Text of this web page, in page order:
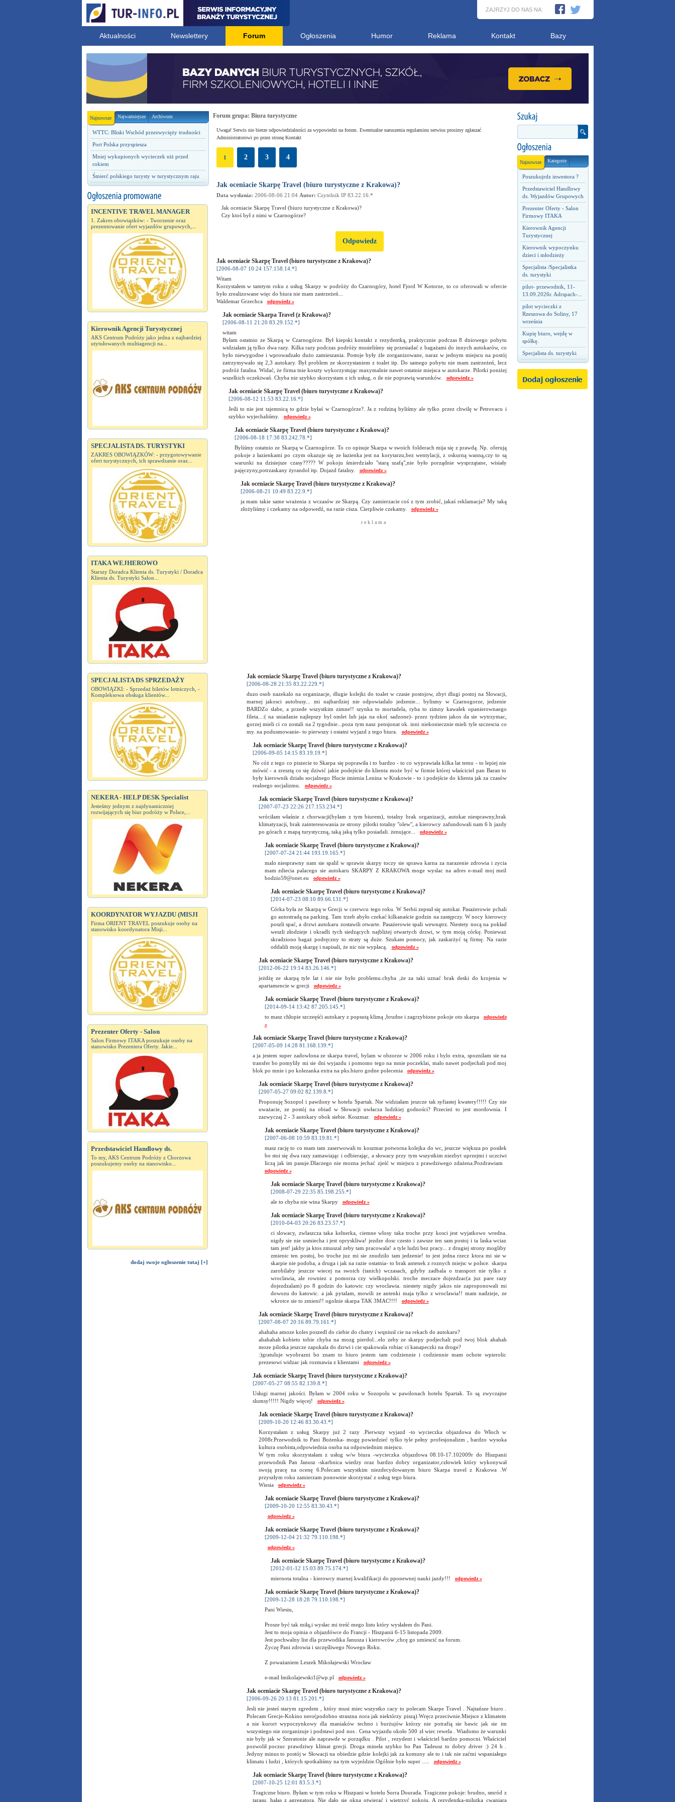
ZAJRZYJ DO NAS NA:
Aktualności Newslettery Forum Ogłoszenia Humor Reklama Kontakt Bazy
Najnowsze Najważniejsze Archiwum
WTTC: Bliski Wschód przezwycięży trudności
Port Polska przyspiesza
Mniej wykupionych wycieczek niż przed
rokiem
Śmierć polskiego turysty w turystycznym raju
INCENTIVE TRAVEL MANAGER
1. Zakres obowiązków: - Tworzenie oraz
prezentowanie ofert wyjazdów grupowych,...
Kierownik Agencji Turystycznej
AKS Centrum Podróży jako jedna z najbardziej
utytułowanych multiagencji na...
SPECJALISTA DS. TURYSTYKI
ZAKRES OBOWIĄZKÓW: - przygotowywanie
ofert turystycznych, ich sprawdzanie oraz...
ITAKA WEJHEROWO
Starszy Doradca Klienta ds. Turystyki / Doradca
Klienta ds. Turystyki Salon...
SPECJALISTA DS SPRZEDAŻY
OBOWIĄZKI: - Sprzedaż biletów lotniczych, -
Kompleksowa obsługa klientów...
NEKERA - HELP DESK Specialist
Jesteśmy jednym z najdynamiczniej
rozwijających się biur podróży w Polsce,...
KOORDYNATOR WYJAZDU (MISJI
Firma ORIENT TRAVEL poszukuje osoby na
stanowisko koordynatora Misji...
Prezenter Oferty - Salon
Salon Firmowy ITAKA poszukuje osoby na
stanowisko Prezentera Oferty. Jakie...
Przedstawiciel Handlowy ds.
To my, AKS Centrum Podróży z Chorzowa
poszukujemy osoby na stanowisko...
dodaj swoje ogłoszenie tutaj [+]
Najnowsze Kategorie
Poszukujrdz inwestora ?
Przedstawiciel Handlowy
ds. Wyjazdów Grupowych
Prezenter Oferty - Salon
Firmowy ITAKA
Kierownik Agencji
Turystycznej
Kierownik wypoczynku
dzieci i młodzieży
Specjalista /Specjalistka
ds. turystyki
pilot- przewodnik, 11-
13.09.2026r. Adrspach-...
pilot wycieczki z
Rzeszowa do Soliny, 17
września
Kupię biuro, wejdę w
spółkę.
Specjalista ds. turystyki
Forum grupa: Biura turystyczne
Uwaga! Serwis nie bierze odpowiedzialności za wypowiedzi na forum. Ewentualne naruszenia regulaminu serwisu prosimy zgłaszać
Administratorowi po przez stronę Kontakt
1 2 3 4
Jak oceniacie Skarpę Travel (biuro turystyczne z Krakowa)?
Data wysłania: 2006-08-06 21:04 Autor: Czytelnik IP 83.22.16.*
Jak oceniacie Skarpę Travel (biuro turystyczne z Krakowa)?
Czy ktoś był z nimi w Czarnogórze?
Odpowiedz
Jak oceniacie Skarpę Travel (biuro turystyczne z Krakowa)?
[2006-08-07 10:24 157.158.14.*]
Witam
Korzystałem w tamtym roku z usług Skarpy w podróży do Czarnogóry, hotel Fjord W Kotorze, to co oferowali w ofercie
było zrealizowane więc do biura nie mam zastrzeżeń...
Waldemar Grzechca odpowiedz »
Jak oceniacie Skarpa Travel (z Krakowa)?
[2006-08-11 21:20 83.29.152.*]
witam
Byłam ostatnio ze Skarpą w Czarnogórze. Był kiepski kontakt z rezydentką, praktycznie podczas 8 dniowego pobytu
widziałam ją tylko dwa razy. Kilka razy podczas podróży musieliśmy się przesiadać z bagażami do innych autokarów, co
było niewygodne i wprowadzało dużo zamieszania. Postoje były żle zorganizowane, naraz w jednym miejscu na postój
zatrzymywało się 2,3 autokary. Był problem ze skorzystaniem z toalet itp. Do samego pobytu nie mam zastrzeżeń, lecz
podróż fatalna. Widać, że firma tnie koszty wykorzystując maxymalnie nawet ostatnie miejsca w autokarze. Pilotki poniżej
wszelkich oczekiwań. Chyba nie szybko skorzystam z ich usług, o ile nie poprawią warunków. odpowiedz »
Jak oceniacie Skarpę Travel (biuro turystyczne z Krakowa)?
[2006-08-12 11:53 83.22.16.*]
Jeśli to nie jest tajemnicą to gdzie byłaś w Czarnogórze?. Ja z rodziną byliśmy ale tylko przez chwilę w Petrovacu i
szybko wyjechaliśmy. odpowiedz »
Jak oceniacie Skarpę Travel (biuro turystyczne z Krakowa)?
[2006-08-18 17:38 83.242.78.*]
Byliśmy ostatnio ze Skarpą w Czarnogórze. To co opisuje Skarpa w swoich folderach mija się z prawdą. Np. oferują
pokoje z łazienkami po czym okazuje się ze łazienka jest na korytarzu,bez wentylacji, z oskurną wanną,czy to są
warunki na dzisiejsze czasy????? W pokoju śmierdziało "starą szafą",nie było porządnie wysprzątane, wisiały
pajęczyny,potrzaskany żyrandol itp. Dojazd fatalny. odpowiedz »
Jak oceniacie Skarpę Travel (biuro turystyczne z Krakowa)?
[2006-08-21 10:49 83.22.9.*]
ja mam takie same wrażenia z wczasów ze Skarpą. Czy zamierzacie coś z tym zrobić, jakaś reklamacja? My taką
złożyliśmy i czekamy na odpowedź, na razie cisza. Cierpliwie czekamy. odpowiedz »
r e k l a m a
Jak oceniacie Skarpę Travel (biuro turystyczne z Krakowa)?
[2006-08-28 21:35 83.22.229.*]
duzo osob nazekalo na organizacje, dlugie kolejki do toalet w czasie postojow, zbyt dlugi postoj na Slowacji,
marnej jakosci autobusy... mi najbardziej nie odpowiadalo jedzenie... bylismy w Czarnogorze, jedzenie
BARDZo slabe, a przede wszystkim zimne!! szynka to mortadela, ryba to zimny kawalek opanierownaego
fileta...:( na sniadanie najlepszy byl omlet lub jaja na oko( sadzone)- przez tydzien jakos da sie wytrzymac,
gorzej mieli ci co zostali na 2 tygodnie...poza tym nasz pensjonat ok. inni niekoniecznie mieli tyle szczescia co
my. na podusmowanie- to pierwszy i ostatni wyjazd z tego biura. odpowiedz »
Jak oceniacie Skarpę Travel (biuro turystyczne z Krakowa)?
[2006-09-05 14:15 83.19.19.*]
No cóż z tego co piszecie to Skarpa się poprawiła i to bardzo - to co wyprawiała kilka lat temu - to lepiej nie
mówić - a zresztą co się dziwić jakie podejście do klienta może być w firmie której właściciel pan Baran to
były kierownik działu socjalnego Hucie imienia Lenina w Krakowie - to i podejście do klienta jak za czasów
realnego socjalizmu. odpowiedz »
Jak oceniacie Skarpę Travel (biuro turystyczne z Krakowa)?
[2007-07-23 22:26 217.153.234.*]
wróciłam właśnie z chorwacji(byłam z tym biurem), totalny brak organizacji, autokar niesprawny,brak
klimatyzacji, brak zainteresowania ze strony pilotki totalny "olew", a kierowcy zafundowali nam 6 h jazdy
po górach z mapą turystyczną, taką jaką tylko posiadali. żenujące... odpowiedz »
Jak oceniacie Skarpę Travel (biuro turystyczne z Krakowa)?
[2007-07-24 21:44 193.19.165.*]
malo niesprawny nam sie spalil w sprawie skarpy toczy sie sprawa karna za narazenie zdrowia i zycia
mam zdiecia palacego sie autokaru SKARPY Z KRAKOWA moge wyslac na adres e-mail moj meil
bodzio59@onet.eu odpowiedz »
Jak oceniacie Skarpę Travel (biuro turystyczne z Krakowa)?
[2014-07-23 08:10 89.66.131.*]
Córka była ze Skarpą w Grecji w czerwcu tego roku. W Serbii zepsuł się autokar. Pasażerowie pchali
go autostradą na parking. Tam trzeb abyło czekać kilkanaście godzin na zastępczy. W nocy kierowcy
poszli spać, a drzwi autokaru zostawili otwarte. Pasażerowie spali wewnątrz. Niestety nocą na pokład
weszli złodzieje i okradli tych siedzących najbliżej otwartych drzwi, w tym moją córkę. Ponieważ
skradziono bagaż podręczny to straty są duże. Szukam pomocy, jak zaskarżyć tą firmę. Na razie
oddalili moją skargę i napisali, że nic nie wypłacą. odpowiedz »
Jak oceniacie Skarpę Travel (biuro turystyczne z Krakowa)?
[2012-06-22 19:14 83.26.146.*]
jeżdżę ze skarpą tyle lat i nie nie było problemu.chyba ,że za taki uznać brak deski do krojenia w
apartamencie w grecji odpowiedz »
Jak oceniacie Skarpę Travel (biuro turystyczne z Krakowa)?
[2014-09-14 13:42 87.205.145.*]
to masz chłopie szczeęśći autokary z popsutą klimą ,brudne i zagrzybione pokoje oto skarpa odpowiedz
»
Jak oceniacie Skarpę Travel (biuro turystyczne z Krakowa)?
[2007-05-09 14:28 81.168.139.*]
a ja jestem super zadowlona ze skarpa travel, bylam w obzorze w 2006 roku i bylo extra, spoznilam sie na
transfer bo pomylily mi sie dni wyjazdu i pomomo tego na mnie poczeklai, malo nawet podjechali pod moj
blok po mnie i po kolezanka extra na pks.biuro godne polecenia odpowiedz »
Jak oceniacie Skarpę Travel (biuro turystyczne z Krakowa)?
[2007-05-27 09:02 82.139.8.*]
Proponuję Sozopol i pawilony w hotelu Spartak. Nie widziałam jeszcze tak syfiastej kwatery!!!!! Czy nie
uważacie, ze postój na obiad w Słowacji uwłacza ludzkiej godności? Przecież to jest mordownia. I
zazwyczaj 2 - 3 autokary obok siebie. Koszmar. odpowiedz »
Jak oceniacie Skarpę Travel (biuro turystyczne z Krakowa)?
[2007-06-08 10:59 83.19.81.*]
masz rację to co mam tam zaserwowali to koszmar potworna kolejka do wc, jeszcze większa po posiłek
bo stoi się dwa razy zamawiając i odbierając, a słowacy przy tym wszystkim niezbyt uprzejmi i uczciwi
liczą jak im pasuje.Dlaczego nie mozna jechać zjeść w miejscu z prawdziwego zdażena.Pozdrawiam
odpowiedz »
Jak oceniacie Skarpę Travel (biuro turystyczne z Krakowa)?
[2008-07-29 22:35 85.198.255.*]
ale to chyba nie wina Skarpy odpowiedz »
Jak oceniacie Skarpę Travel (biuro turystyczne z Krakowa)?
[2010-04-03 20:26 83.23.57.*]
ci slowacy, zwlaszcza taka kelnerka, ciemne wlosy taka troche przy kosci jest wyjatkowo wredna.
nigdy sie nie usmiecha i jest opryskliwa! jezdze dosc czesto i zawsze ten sam postoj i ta laska wciaz
tam jest! jakby ja ktos zmuszal zeby tam pracowala! a tyle ludzi bez pracy... z drugiej strony mogliby
zmienic ten postoj, bo troche juz mi sie znudzilo tam jedzenie! to jest jedna rzecz ktora mi sie w
skarpie nie podoba, a druga i jak na razie ostatnia- to brak antenek z roznych miejsc w polsce. skarpa
zarobilaby jeszcze wiecej na swoich (tanich) wczasach, gdyby zadbala o transport nie tylko z
wroclawia, ale rowniez z pomorza czy wielkopolski. troche meczace dojezdzac(a juz pare razy
dojezdzalam) po 8 godzin do katowic czy wroclawia. niestety nigdy jakos nie zaproponowali mi
dowozu do katowic. a jak pytalam, mowili ze antenki maja tylko z wroclawia!! mam nadzieje, ze
wkrotce sie to zmieni!! ogolnie skarpa TAK 3MAC!!!! odpowiedz »
Jak oceniacie Skarpę Travel (biuro turystyczne z Krakowa)?
[2007-08-07 20:16 89.79.161.*]
ahahaha amoze koles poszedl do ciebie do chatry i wqniusl cie na rekach do autokaru?
ahahahah kobieto tobie chyba na mozg pierdol...elo zeby ze skarpy podjechali pod twoj blok ahahah
moze pilotka jeszcze zapukala do dzrwi i cie spakowala robiac ci kanapeczki na droge?
:)gratuluje wyobrazni bo znam to biuro jestem tam codziennie i codziennie mam ochote wpierolic
prezesowi widzac jak rozmawia z klientami odpowiedz »
Jak oceniacie Skarpę Travel (biuro turystyczne z Krakowa)?
[2007-05-27 08:55 82.139.8.*]
Usługi marnej jakości. Byłam w 2004 roku w Sozopolu w pawilonach hotelu Spartak. To są zwyczajne
slumsy!!!!! Nigdy więcej! odpowiedz »
Jak oceniacie Skarpę Travel (biuro turystyczne z Krakowa)?
[2009-10-20 12:46 83.30.43.*]
Korzystałam z usług Skarpy już 2 razy .Pierwszy wyjazd -to wycieczka objazdowa do Włoch w
2008r.Przewodnik to Pani Bożenka- mogę powiedzieć tylko tyle pełny profesjonalizm , bardzo wysoka
kultura osobista,odpowiednia osoba na odpowiednim miejscu.
W tym roku skorzystałam z usług w/w biura -wycieczka objazdowa 08.10-17.102009r do Hiszpanii
przewodnik Pan Janusz -skarbnica wiedzy oraz bardzo dobry organizator,człowiek który wykonywał
swoją pracę na ocenę 6.Polecam wszystkim niezdecydowanym biuro Skarpa travel z Krakowa .W
przyszłym roku zamierzam ponownie skorzystać z usług tego biura.
Wiesia odpowiedz »
Jak oceniacie Skarpę Travel (biuro turystyczne z Krakowa)?
[2009-10-20 12:55 83.30.43.*]
odpowiedz »
Jak oceniacie Skarpę Travel (biuro turystyczne z Krakowa)?
[2009-12-04 21:32 79.110.198.*]
odpowiedz »
Jak oceniacie Skarpę Travel (biuro turystyczne z Krakowa)?
[2012-01-12 15:03 89.75.174.*]
miernota totalna - kierowcy marnej kwalifikacji do pponewnej nauki jazdy!!! odpowiedz »
Jak oceniacie Skarpę Travel (biuro turystyczne z Krakowa)?
[2009-12-28 18:28 79.110.198.*]
Pani Wiesiu,
Prosze być tak miłą,i wysłac mi treść mego listu który wysłałem do Pani.
Jest to moja opinia o objazdówce do Francji - Hiszpanii 6-15 listopada 2009.
Jest pochwalny list dla przewodika Janusza i kierowców ,chcę go umiescić na forum.
Życzę Pani zdrowia i szczęśliwego Nowego Roku.
Z poważaniem Leszek Mikołajewski Wrocław
e-mail lmikolajewski1@wp.pl odpowiedz »
Jak oceniacie Skarpę Travel (biuro turystyczne z Krakowa)?
[2006-09-26 20:13 81.15.201.*]
Jesli nie jesteś starym zgredem , który musi miec wszystko cacy to polecam Skarpe Travel . Najtańsze biuro .
Polecam Grecje-Kokino nero(podobno straszna nora jak niektórzy piszą).Wręcz przeciwnie.Miejsce z klimatem
a nie kurort wypoczynkowy dla maniaków techno i burżujów którzy nie potrafią sie bawic jak sie im
wszystiego nie zorganizuje i podstawi pod nos . Cena wyjazdu około 500 zł wiec rewela . Wiadomo że warunki
nie były jak w Szeratonie ale naprawde w porządku . Pilot , rezydent i właściciel bardzo pomocni. Właściciel
pozwolił poczuc prawdziwy klimat grecji. Droga mineła szybko bo Pan Tadeusz to dobry driver :) 24 h .
Jedyny minus to postój w Słowacji na obiedzie gdzie kolejki jak za komuny ale to i tak nie zaćmi wspaniałego
klimatu i ludzi , których spotkaliśmy na tym wyjeździe.Ogólnie było super ..... odpowiedz »
Jak oceniacie Skarpę Travel (biuro turystyczne z Krakowa)?
[2007-10-25 12:01 83.5.3.*]
Tragiczne biuro. Byłam w tym roku w Hiszpani w hotelu Sorra Dourada. Tragiczne pokoje: brudno, smród z
tarasu, hałas z agregatora. Nie dało się okna otwierać i wietrzyć pokoju. A rezydentka-milutka cwaniara